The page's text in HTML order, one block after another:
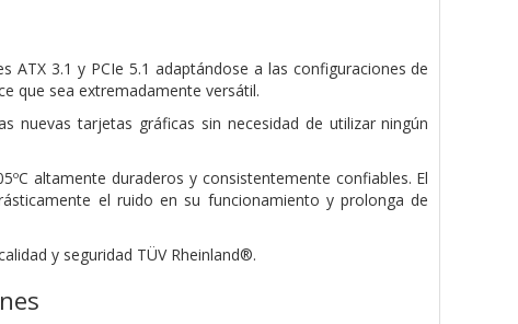
ATX 3.1 y PCIe 5.1 adaptándose a las configuraciones de
que sea extremadamente versátil.
nuevas tarjetas gráficas sin necesidad de utilizar ningún
altamente duraderos y consistentemente confiables. El
el ruido en su funcionamiento y prolonga de
y seguridad TÜV Rheinland®.